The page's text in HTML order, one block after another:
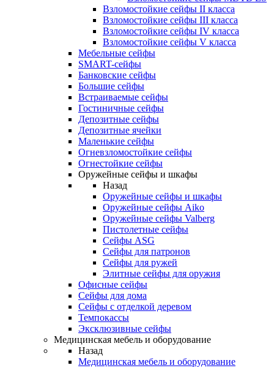
Взломостойкие сейфы II класса
Взломостойкие сейфы III класса
Взломостойкие сейфы IV класса
Взломостойкие сейфы V класса
Мебельные сейфы
SMART-сейфы
Банковские сейфы
Большие сейфы
Встраиваемые сейфы
Гостиничные сейфы
Депозитные сейфы
Депозитные ячейки
Маленькие сейфы
Огневзломостойкие сейфы
Огнестойкие сейфы
Оружейные сейфы и шкафы
Назад
Оружейные сейфы и шкафы
Оружейные сейфы Aiko
Оружейные сейфы Valberg
Пистолетные сейфы
Сейфы ASG
Сейфы для патронов
Сейфы для ружей
Элитные сейфы для оружия
Офисные сейфы
Сейфы для дома
Сейфы с отделкой деревом
Темпокассы
Эксклюзивные сейфы
Медицинская мебель и оборудование
Назад
Медицинская мебель и оборудование